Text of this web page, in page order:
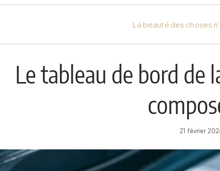
La beauté des choses
Le tableau de bord de
21 février